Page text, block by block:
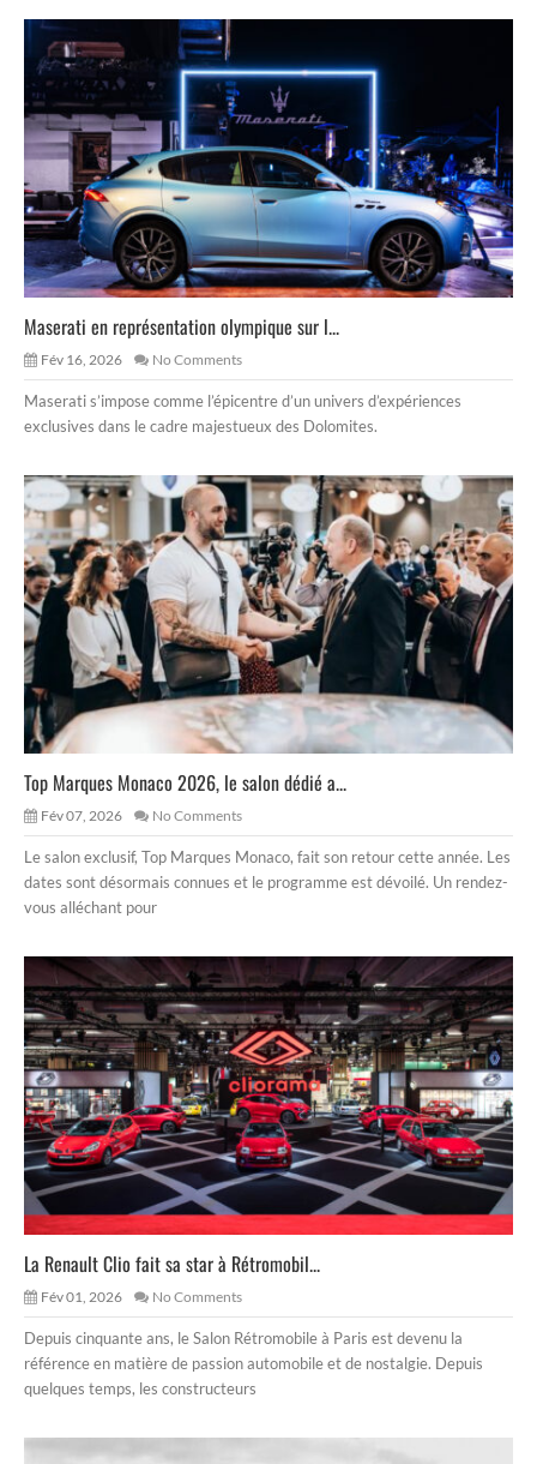
Maserati en représentation olympique sur l...
Fév 16, 2026 No Comments
Maserati s’impose comme l’épicentre d’un univers d’expériences
exclusives dans le cadre majestueux des Dolomites.
Top Marques Monaco 2026, le salon dédié a...
Fév 07, 2026 No Comments
Le salon exclusif, Top Marques Monaco, fait son retour cette année. Les
dates sont désormais connues et le programme est dévoilé. Un rendez-
vous alléchant pour
La Renault Clio fait sa star à Rétromobil...
Fév 01, 2026 No Comments
Depuis cinquante ans, le Salon Rétromobile à Paris est devenu la
référence en matière de passion automobile et de nostalgie. Depuis
quelques temps, les constructeurs